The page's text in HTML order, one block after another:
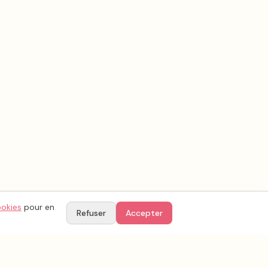
pour en
Refuser Accepter